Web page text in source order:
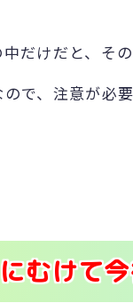
だけだと、そ
で、注意が必要
むけて